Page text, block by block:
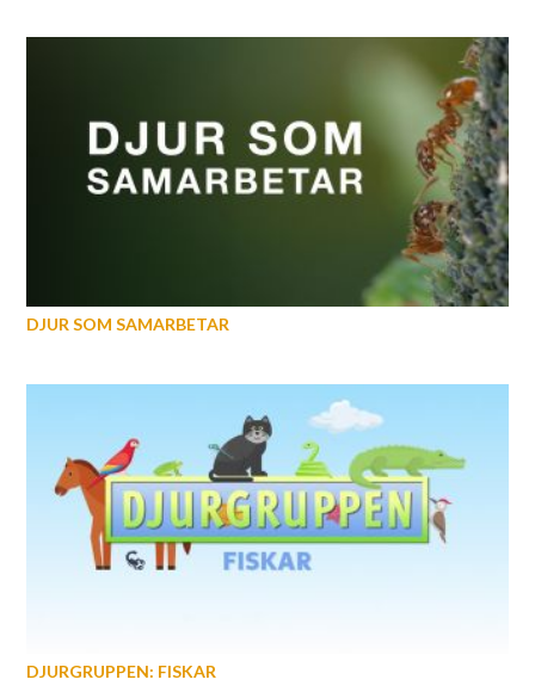
DJUR SOM SAMARBETAR
DJURGRUPPEN: FISKAR